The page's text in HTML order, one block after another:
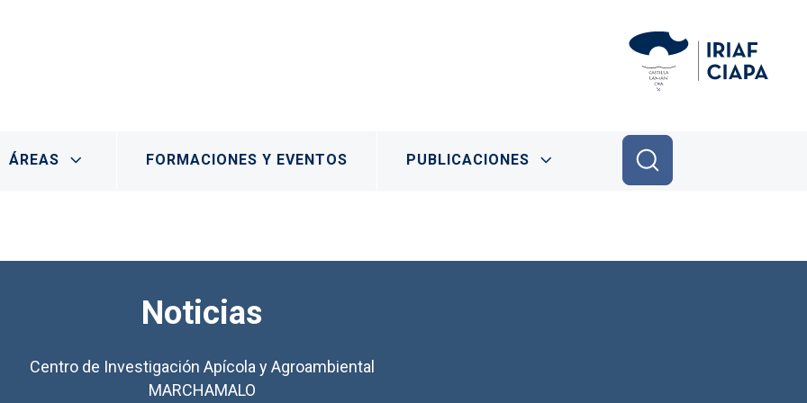
Marchamalo
ÁREAS FORMACIONES Y EVENTOS PUBLICACIONES
Noticias
Centro de Investigación Apícola y Agroambiental
MARCHAMALO